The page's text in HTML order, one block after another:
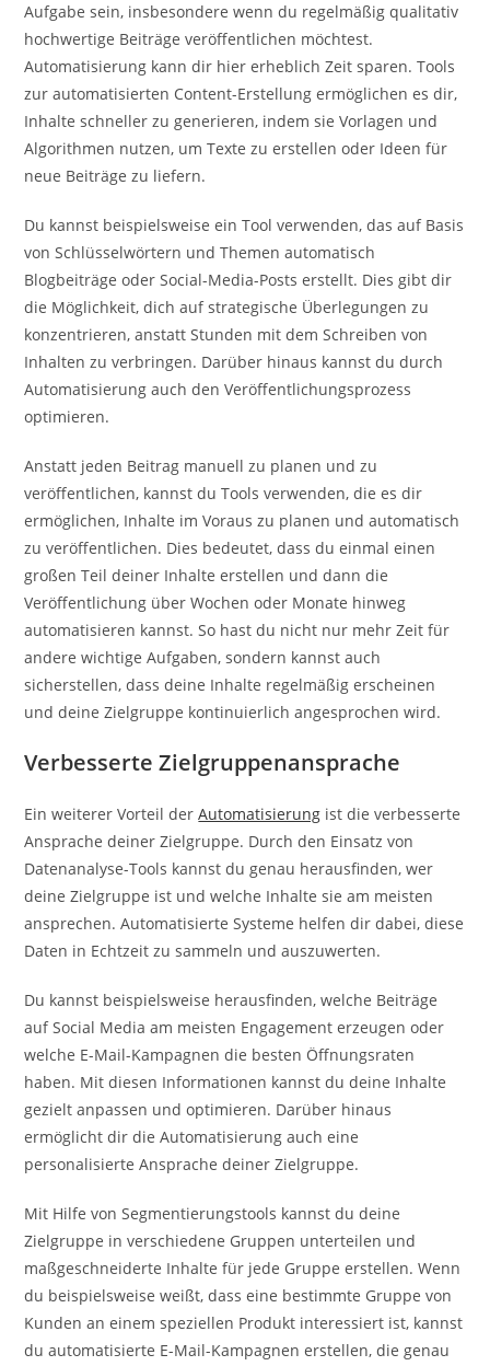
Aufgabe sein, insbesondere wenn du regelmäßig qualitativ
hochwertige Beiträge veröffentlichen möchtest.
Automatisierung kann dir hier erheblich Zeit sparen. Tools
zur automatisierten Content-Erstellung ermöglichen es dir,
Inhalte schneller zu generieren, indem sie Vorlagen und
Algorithmen nutzen, um Texte zu erstellen oder Ideen für
neue Beiträge zu liefern.
Du kannst beispielsweise ein Tool verwenden, das auf Basis
von Schlüsselwörtern und Themen automatisch
Blogbeiträge oder Social-Media-Posts erstellt. Dies gibt dir
die Möglichkeit, dich auf strategische Überlegungen zu
konzentrieren, anstatt Stunden mit dem Schreiben von
Inhalten zu verbringen. Darüber hinaus kannst du durch
Automatisierung auch den Veröffentlichungsprozess
optimieren.
Anstatt jeden Beitrag manuell zu planen und zu
veröffentlichen, kannst du Tools verwenden, die es dir
ermöglichen, Inhalte im Voraus zu planen und automatisch
zu veröffentlichen. Dies bedeutet, dass du einmal einen
großen Teil deiner Inhalte erstellen und dann die
Veröffentlichung über Wochen oder Monate hinweg
automatisieren kannst. So hast du nicht nur mehr Zeit für
andere wichtige Aufgaben, sondern kannst auch
sicherstellen, dass deine Inhalte regelmäßig erscheinen
und deine Zielgruppe kontinuierlich angesprochen wird.
Verbesserte Zielgruppenansprache
Ein weiterer Vorteil derAutomatisierung ist die verbesserte
Ansprache deiner Zielgruppe. Durch den Einsatz von
Datenanalyse-Tools kannst du genau herausfinden, wer
deine Zielgruppe ist und welche Inhalte sie am meisten
ansprechen. Automatisierte Systeme helfen dir dabei, diese
Daten in Echtzeit zu sammeln und auszuwerten.
Du kannst beispielsweise herausfinden, welche Beiträge
auf Social Media am meisten Engagement erzeugen oder
welche E-Mail-Kampagnen die besten Öffnungsraten
haben. Mit diesen Informationen kannst du deine Inhalte
gezielt anpassen und optimieren. Darüber hinaus
ermöglicht dir die Automatisierung auch eine
personalisierte Ansprache deiner Zielgruppe.
Mit Hilfe von Segmentierungstools kannst du deine
Zielgruppe in verschiedene Gruppen unterteilen und
maßgeschneiderte Inhalte für jede Gruppe erstellen. Wenn
du beispielsweise weißt, dass eine bestimmte Gruppe von
Kunden an einem speziellen Produkt interessiert ist, kannst
du automatisierte E-Mail-Kampagnen erstellen, die genau